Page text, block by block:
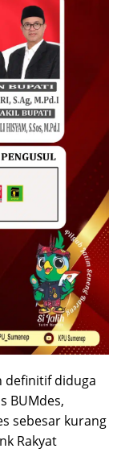
definitif diduga
BUMdes,
sebesar kurang
Rakyat